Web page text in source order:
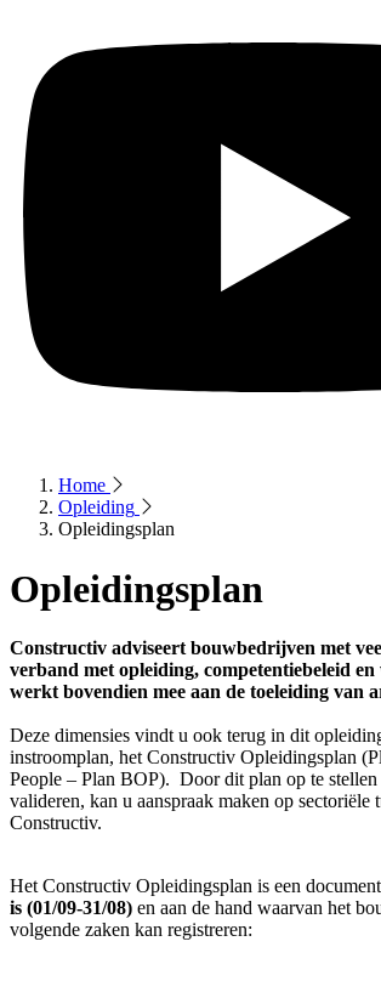
Home
Opleiding
Opleidingsplan
Opleidingsplan
Constructiv adviseert bouwbedrijven met
verband met opleiding, competentiebeleid en
werkt bovendien mee aan de toeleiding van
Deze dimensies vindt u ook terug in dit
instroomplan, het Constructiv Opleidingsplan
People – Plan BOP). Door dit plan op te stellen
valideren, kan u aanspraak maken op sectoriële
Constructiv.
Het Constructiv Opleidingsplan is een
is (01/09-31/08) en aan de hand waarvan het
volgende zaken kan registreren: